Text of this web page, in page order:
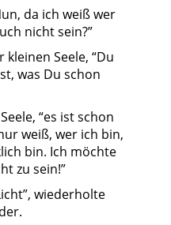
da ich weiß wer
nicht sein?”
Seele, “Du
was Du schon
“es ist schon
weiß, wer ich bin,
bin. Ich möchte
zu sein!”
wiederholte